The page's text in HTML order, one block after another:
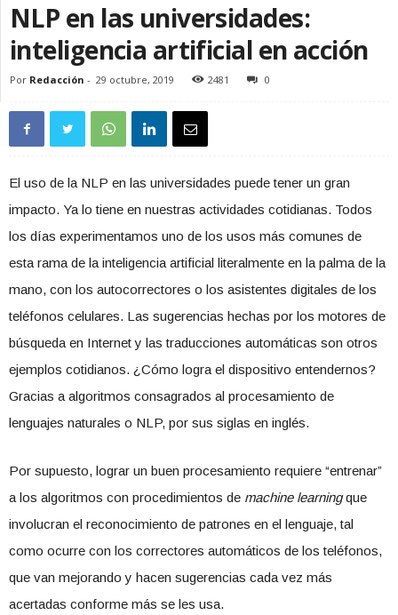
NLP en las universidades:
inteligencia artificial en acción
Por Redacción - 29 octubre, 2019 2481 0
El uso de la NLP en las universidades puede tener un gran
impacto. Ya lo tiene en nuestras actividades cotidianas. Todos
los días experimentamos uno de los usos más comunes de
esta rama de la inteligencia artificial literalmente en la palma de la
mano, con los autocorrectores o los asistentes digitales de los
teléfonos celulares. Las sugerencias hechas por los motores de
búsqueda en Internet y las traducciones automáticas son otros
ejemplos cotidianos. ¿Cómo logra el dispositivo entendernos?
Gracias a algoritmos consagrados al procesamiento de
lenguajes naturales o NLP, por sus siglas en inglés.
Por supuesto, lograr un buen procesamiento requiere “entrenar”
a los algoritmos con procedimientos de machine learningque
involucran el reconocimiento de patrones en el lenguaje, tal
como ocurre con los correctores automáticos de los teléfonos,
que van mejorando y hacen sugerencias cada vez más
acertadas conforme más se les usa.